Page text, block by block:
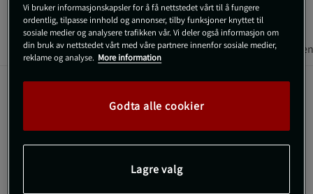
Informasjon Anmeldelser Næringsinformasjon &
proteinvann laget for dem som ønsker et lett og
smakene tropisk frukt og eple og bringebær. Det passer like
Vi bruker informasjonskapsler for å få nettstedet vårt til å fungere
ordentlig, tilpasse innhold og annonser, tilby funksjoner knyttet til
sosiale medier og analysere trafikken vår. Vi deler også informasjon om
din bruk av nettstedet vårt med våre partnere innenfor sosiale medier,
reklame og analyse. More information
Godta alle cookier
Lagre valg